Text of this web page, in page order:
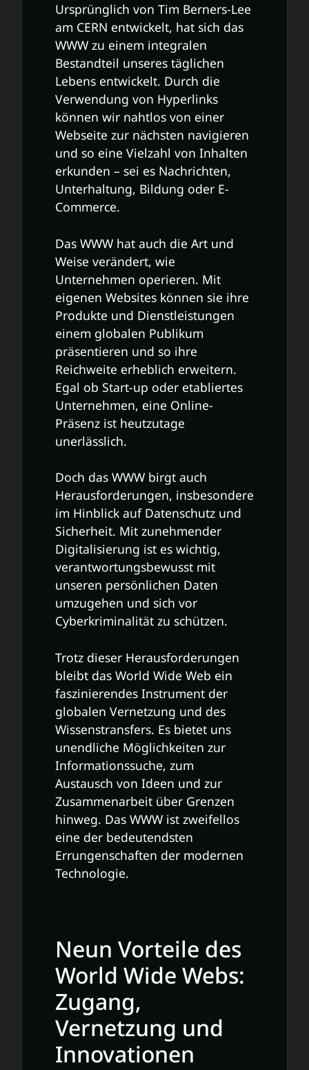
Ursprünglich von Tim Berners-Lee
am CERN entwickelt, hat sich das
WWW zu einem integralen
Bestandteil unseres täglichen
Lebens entwickelt. Durch die
Verwendung von Hyperlinks
können wir nahtlos von einer
Webseite zur nächsten navigieren
und so eine Vielzahl von Inhalten
erkunden – sei es Nachrichten,
Unterhaltung, Bildung oder E-
Commerce.
Das WWW hat auch die Art und
Weise verändert, wie
Unternehmen operieren. Mit
eigenen Websites können sie ihre
Produkte und Dienstleistungen
einem globalen Publikum
präsentieren und so ihre
Reichweite erheblich erweitern.
Egal ob Start-up oder etabliertes
Unternehmen, eine Online-
Präsenz ist heutzutage
unerlässlich.
Doch das WWW birgt auch
Herausforderungen, insbesondere
im Hinblick auf Datenschutz und
Sicherheit. Mit zunehmender
Digitalisierung ist es wichtig,
verantwortungsbewusst mit
unseren persönlichen Daten
umzugehen und sich vor
Cyberkriminalität zu schützen.
Trotz dieser Herausforderungen
bleibt das World Wide Web ein
faszinierendes Instrument der
globalen Vernetzung und des
Wissenstransfers. Es bietet uns
unendliche Möglichkeiten zur
Informationssuche, zum
Austausch von Ideen und zur
Zusammenarbeit über Grenzen
hinweg. Das WWW ist zweifellos
eine der bedeutendsten
Errungenschaften der modernen
Technologie.
Neun Vorteile des
World Wide Webs:
Zugang,
Vernetzung und
Innovationen